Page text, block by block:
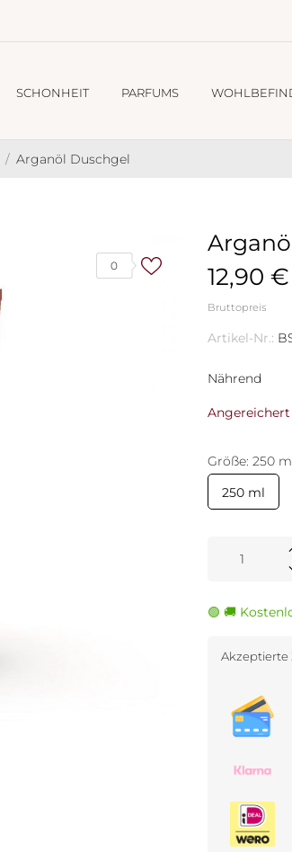
SCHONHEIT PARFUMS
Arganöl Duschgel
0 12,90 €
Bruttopreis
Artikel-Nr.:
Nährend
Größe: 250
250 ml
🟢 🚚